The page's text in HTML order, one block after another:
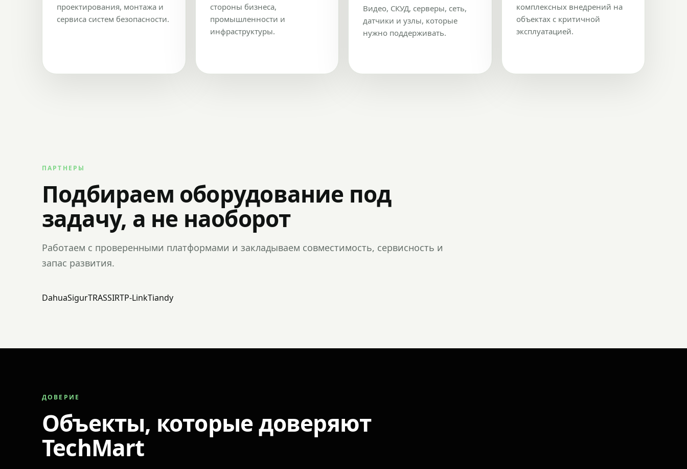
проектирования, монтажа и
сервиса систем безопасности.
стороны бизнеса,
промышленности и
инфраструктуры.
Видео, СКУД, серверы, сеть,
датчики и узлы, которые
нужно поддерживать.
комплексных внедрений на
объектах с критичной
эксплуатацией.
ПАРТНЕРЫ
Подбираем оборудование под
задачу, а не наоборот
Работаем с проверенными платформами и закладываем совместимость, сервисность и
запас развития.
DahuaSigurTRASSIRTP-LinkTiandy
ДОВЕРИЕ
Объекты, которые доверяют
TechMart